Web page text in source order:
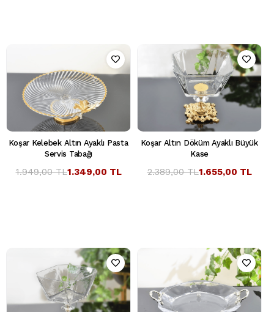
Koşar Kelebek Altın Ayaklı Pasta
Servis Tabağı
1.349,00 TL
1.949,00 TL
Koşar Altın Döküm Ayaklı Büyük
Kase
1.655,00 TL
2.389,00 TL